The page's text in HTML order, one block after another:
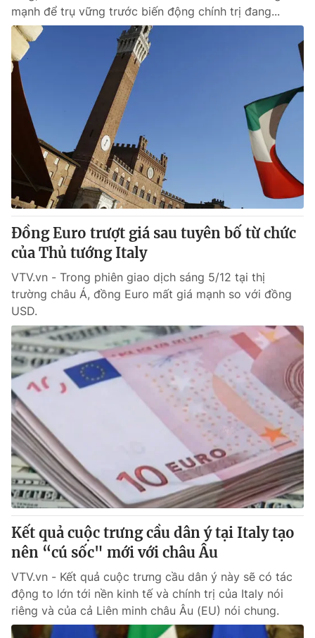
mạnh để trụ vững trước biến động chính trị đang...
Đồng Euro trượt giá sau tuyên bố từ chức
của Thủ tướng Italy
VTV.vn - Trong phiên giao dịch sáng 5/12 tại thị
trường châu Á, đồng Euro mất giá mạnh so với đồng
USD.
Kết quả cuộc trưng cầu dân ý tại Italy tạo
nên “cú sốc" mới với châu Âu
VTV.vn - Kết quả cuộc trưng cầu dân ý này sẽ có tác
động to lớn tới nền kinh tế và chính trị của Italy nói
riêng và của cả Liên minh châu Âu (EU) nói chung.